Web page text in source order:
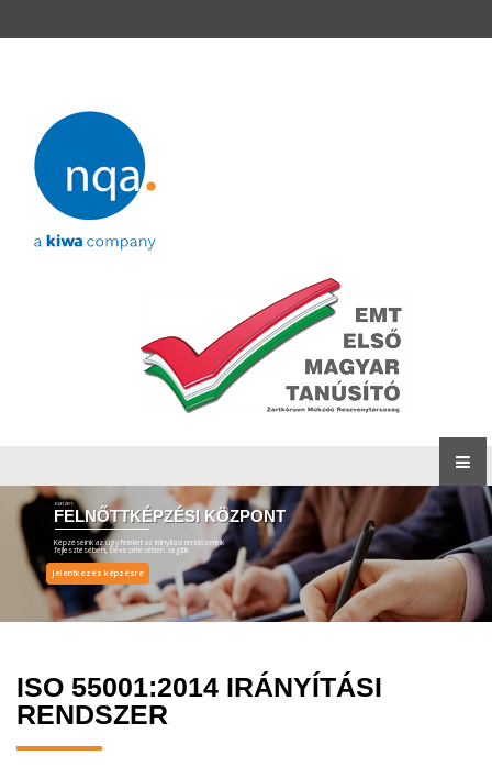
EMT ZRT.
Képzéseink az ügyfeleket az irányítási rendszereik
fejlesztésében, bevezetésében segítik
FELNŐTTKÉPZÉSI KÖZPONT
Jelentkezés képzésre
ISO 55001:2014 IRÁNYÍTÁSI
RENDSZER